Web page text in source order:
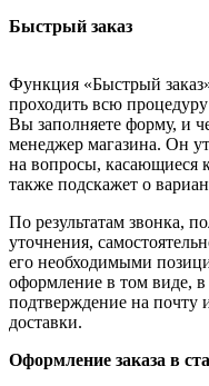
Быстрый заказ
Функция «Быстрый
проходить всю
Вы заполняете форму, и
менеджер магазина. Он
на вопросы, касающиеся
также подскажет о
По результатам звонка,
уточнения,
его необходимыми
оформление в том виде, в
подтверждение на
доставки.
Оформление заказа в